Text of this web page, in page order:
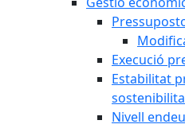
Execució
Estabilitat
Nivell